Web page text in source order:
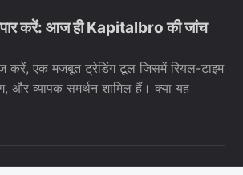
करें: आज ही Kapitalbro की जांच
करें, एक मजबूत ट्रेडिंग टूल जिसमें रियल-टाइम
और व्यापक समर्थन शामिल हैं। क्या यह